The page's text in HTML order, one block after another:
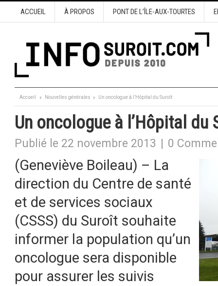
ACCUEIL À PROPOS PONT DE L’ÎLE-AUX-TOURTES
Accueil Nouvelles générales Un oncologue à l’Hôpital du Suroît
Un oncologue à l’Hôpital du
Publié le 22 novembre 2013 0
(Geneviève Boileau) – La
direction du Centre de santé
et de services sociaux
(CSSS) du Suroît souhaite
informer la population qu’un
oncologue sera disponible
pour assurer les suivis